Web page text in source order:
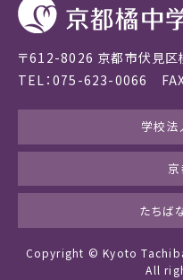
〒612-8026 京都市伏見区
TEL：075-623-0066
学校法
たちば
Copyright © Kyoto
All